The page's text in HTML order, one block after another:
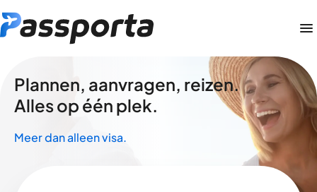
Plannen, aanvragen, reizen.
Alles op één plek.
Meer dan alleen visa.